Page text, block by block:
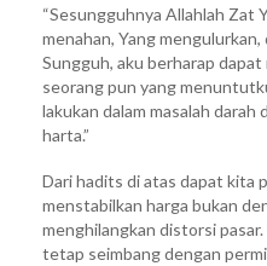
“Sesungguhnya Allahlah Zat
menahan, Yang
Sungguh, aku berharap
seorang pun yang
lakukan dalam masalah darah
harta.”
Dari hadits di atas dapat kita
menstabilkan harga bukan
menghilangkan distorsi
tetap seimbang dengan